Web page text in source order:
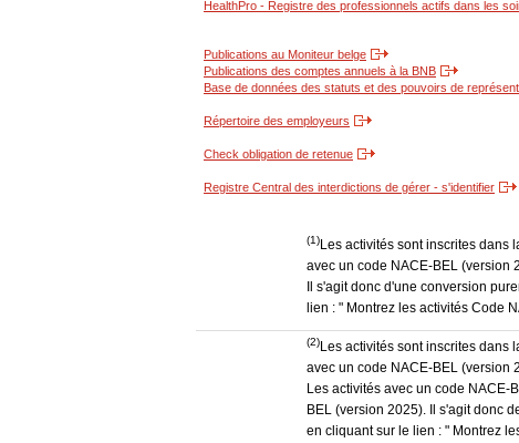
HealthPro - Registre des professionnels actifs dans les
Publications au Moniteur belge
Publications des comptes annuels à la BNB
Base de données des statuts et des pouvoirs de
Répertoire des employeurs
Check obligation de retenue
Registre Central des interdictions de gérer - s'identifier
(1)Les activités sont inscrites dans
avec un code NACE-BEL (version
Il s'agit donc d'une conversion
lien : " Montrez les activités Code
(2)Les activités sont inscrites dans
avec un code NACE-BEL (version
Les activités avec un code
BEL (version 2025). Il s'agit donc
en cliquant sur le lien : " Montrez